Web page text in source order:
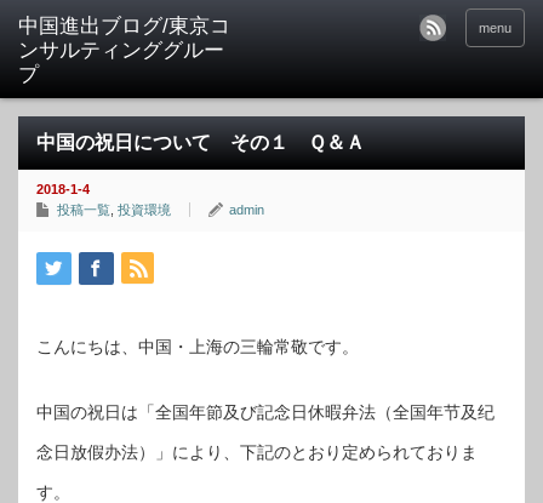
中国進出ブログ/東京コ
ンサルティンググルー
プ
menu
中国の祝日について その１ Ｑ＆Ａ
2018-1-4
投稿一覧 投資環境 admin
こんにちは、中国・上海の三輪常敬です。
中国の祝日は「全国年節及び記念日休暇弁法（全国年节及纪
念日放假办法）」により、下記のとおり定められておりま
す。